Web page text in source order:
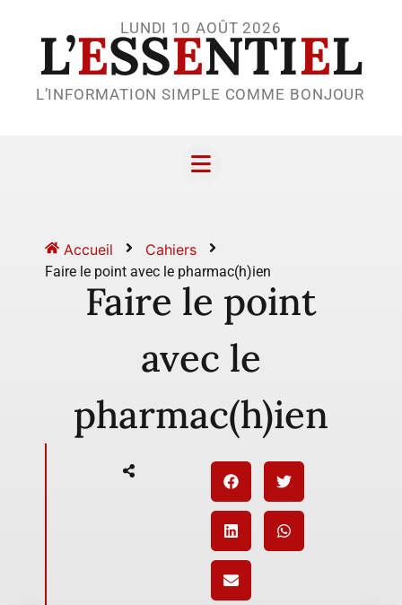
LUNDI 10 AOÛT 2026
L’ESSENTIEL
L’INFORMATION SIMPLE COMME BONJOUR
Accueil Cahiers
Faire le point avec le pharmac(h)ien
Faire le point
avec le
pharmac(h)ien